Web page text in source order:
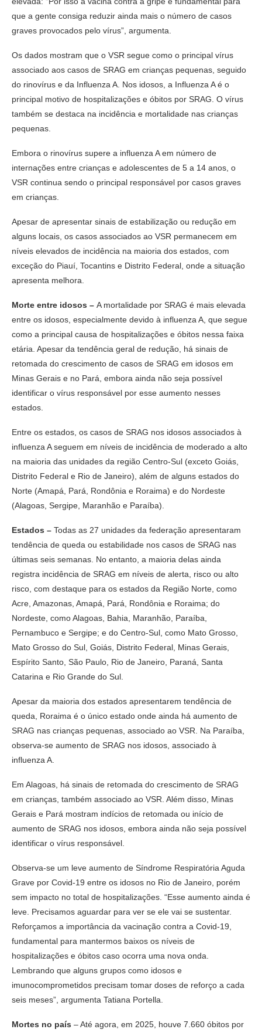
que a gente consiga reduzir ainda mais o número de casos
graves provocados pelo vírus”, argumenta.
Os dados mostram que o VSR segue como o principal vírus
associado aos casos de SRAG em crianças pequenas, seguido
do rinovírus e da Influenza A. Nos idosos, a Influenza A é o
principal motivo de hospitalizações e óbitos por SRAG. O vírus
também se destaca na incidência e mortalidade nas crianças
pequenas.
Embora o rinovírus supere a influenza A em número de
internações entre crianças e adolescentes de 5 a 14 anos, o
VSR continua sendo o principal responsável por casos graves
em crianças.
Apesar de apresentar sinais de estabilização ou redução em
alguns locais, os casos associados ao VSR permanecem em
níveis elevados de incidência na maioria dos estados, com
exceção do Piauí, Tocantins e Distrito Federal, onde a situação
apresenta melhora.
Morte entre idosos – A mortalidade por SRAG é mais elevada
entre os idosos, especialmente devido à influenza A, que segue
como a principal causa de hospitalizações e óbitos nessa faixa
etária. Apesar da tendência geral de redução, há sinais de
retomada do crescimento de casos de SRAG em idosos em
Minas Gerais e no Pará, embora ainda não seja possível
identificar o vírus responsável por esse aumento nesses
estados.
Entre os estados, os casos de SRAG nos idosos associados à
influenza A seguem em níveis de incidência de moderado a alto
na maioria das unidades da região Centro-Sul (exceto Goiás,
Distrito Federal e Rio de Janeiro), além de alguns estados do
Norte (Amapá, Pará, Rondônia e Roraima) e do Nordeste
(Alagoas, Sergipe, Maranhão e Paraíba).
Estados – Todas as 27 unidades da federação apresentaram
tendência de queda ou estabilidade nos casos de SRAG nas
últimas seis semanas. No entanto, a maioria delas ainda
registra incidência de SRAG em níveis de alerta, risco ou alto
risco, com destaque para os estados da Região Norte, como
Acre, Amazonas, Amapá, Pará, Rondônia e Roraima; do
Nordeste, como Alagoas, Bahia, Maranhão, Paraíba,
Pernambuco e Sergipe; e do Centro-Sul, como Mato Grosso,
Mato Grosso do Sul, Goiás, Distrito Federal, Minas Gerais,
Espírito Santo, São Paulo, Rio de Janeiro, Paraná, Santa
Catarina e Rio Grande do Sul.
Apesar da maioria dos estados apresentarem tendência de
queda, Roraima é o único estado onde ainda há aumento de
SRAG nas crianças pequenas, associado ao VSR. Na Paraíba,
observa-se aumento de SRAG nos idosos, associado à
influenza A.
Em Alagoas, há sinais de retomada do crescimento de SRAG
em crianças, também associado ao VSR. Além disso, Minas
Gerais e Pará mostram indícios de retomada ou início de
aumento de SRAG nos idosos, embora ainda não seja possível
identificar o vírus responsável.
Observa-se um leve aumento de Síndrome Respiratória Aguda
Grave por Covid-19 entre os idosos no Rio de Janeiro, porém
sem impacto no total de hospitalizações. “Esse aumento ainda é
leve. Precisamos aguardar para ver se ele vai se sustentar.
Reforçamos a importância da vacinação contra a Covid-19,
fundamental para mantermos baixos os níveis de
hospitalizações e óbitos caso ocorra uma nova onda.
Lembrando que alguns grupos como idosos e
imunocomprometidos precisam tomar doses de reforço a cada
seis meses”, argumenta Tatiana Portella.
Mortes no país – Até agora, em 2025, houve 7.660 óbitos por